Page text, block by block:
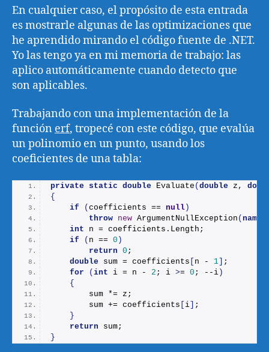
En cualquier caso, el propósito de esta entrada
es mostrarle algunas de las optimizaciones que
he aprendido mirando el código fuente de .NET.
Yo las tengo ya en mi memoria de trabajo: las
aplico automáticamente cuando detecto que
son aplicables.
Trabajando con una implementación de la
función erf, tropecé con este código, que evalúa
un polinomio en un punto, usando los
coeficientes de una tabla:
private static double Evaluate (double z,
{
if
(coefficients == null)
throw new ArgumentNullException (
int n = coefficients. Length ;
if
( n == 0 )
return 0 ;
double sum = coefficients [ n - 1] ;
for
(int i = n - 2 ; i >= 0 ; --i)
{
        sum *= z;
        sum += coefficients
[ i] ;
}
return sum;
}